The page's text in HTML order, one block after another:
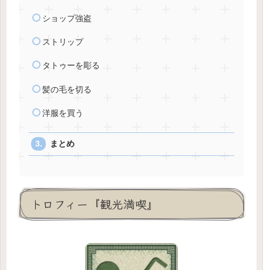
ショップ強盗
ストリップ
タトゥーを彫る
髪の毛を切る
洋服を買う
まとめ
トロフィー『観光満喫』